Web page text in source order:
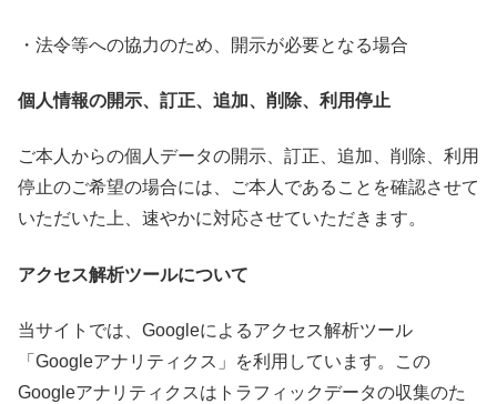
・法令等への協力のため、開示が必要となる場合
個人情報の開示、訂正、追加、削除、利用停止
ご本人からの個人データの開示、訂正、追加、削除、利用
停止のご希望の場合には、ご本人であることを確認させて
いただいた上、速やかに対応させていただきます。
アクセス解析ツールについて
当サイトでは、Googleによるアクセス解析ツール
「Googleアナリティクス」を利用しています。この
Googleアナリティクスはトラフィックデータの収集のた